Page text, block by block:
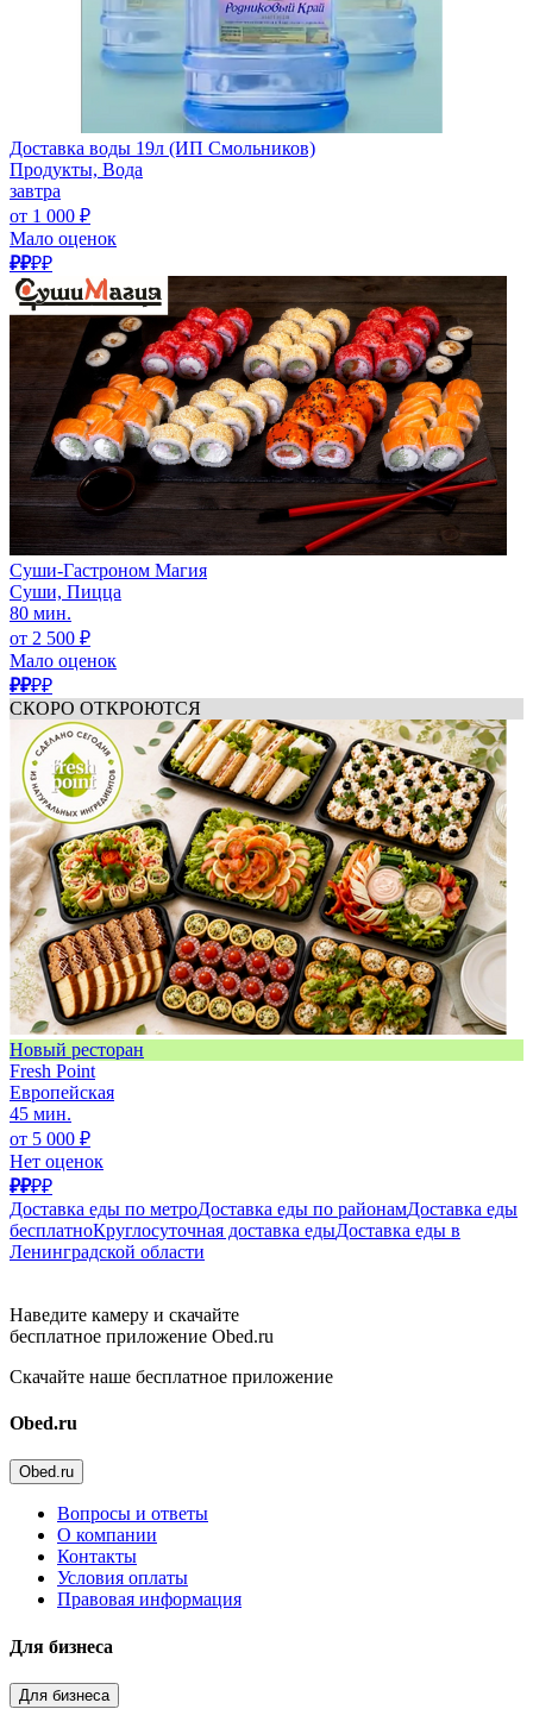
Доставка воды 19л (ИП Смольников)
Продукты, Вода
завтра
от 1 000 ₽
Мало оценок
₽₽₽₽
Суши-Гастроном Магия
Суши, Пицца
80 мин.
от 2 500 ₽
Мало оценок
₽₽₽₽
СКОРО ОТКРОЮТСЯ
Новый ресторан
Fresh Point
Европейская
45 мин.
от 5 000 ₽
Нет оценок
₽₽₽₽
Доставка еды по метроДоставка еды по районамДоставка еды
бесплатноКруглосуточная доставка едыДоставка еды в
Ленинградской области
Наведите камеру и скачайте
бесплатное приложение Obed.ru
Скачайте наше бесплатное приложение
Obed.ru
Obed.ru
Вопросы и ответы
О компании
Контакты
Условия оплаты
Правовая информация
Для бизнеса
Для бизнеса